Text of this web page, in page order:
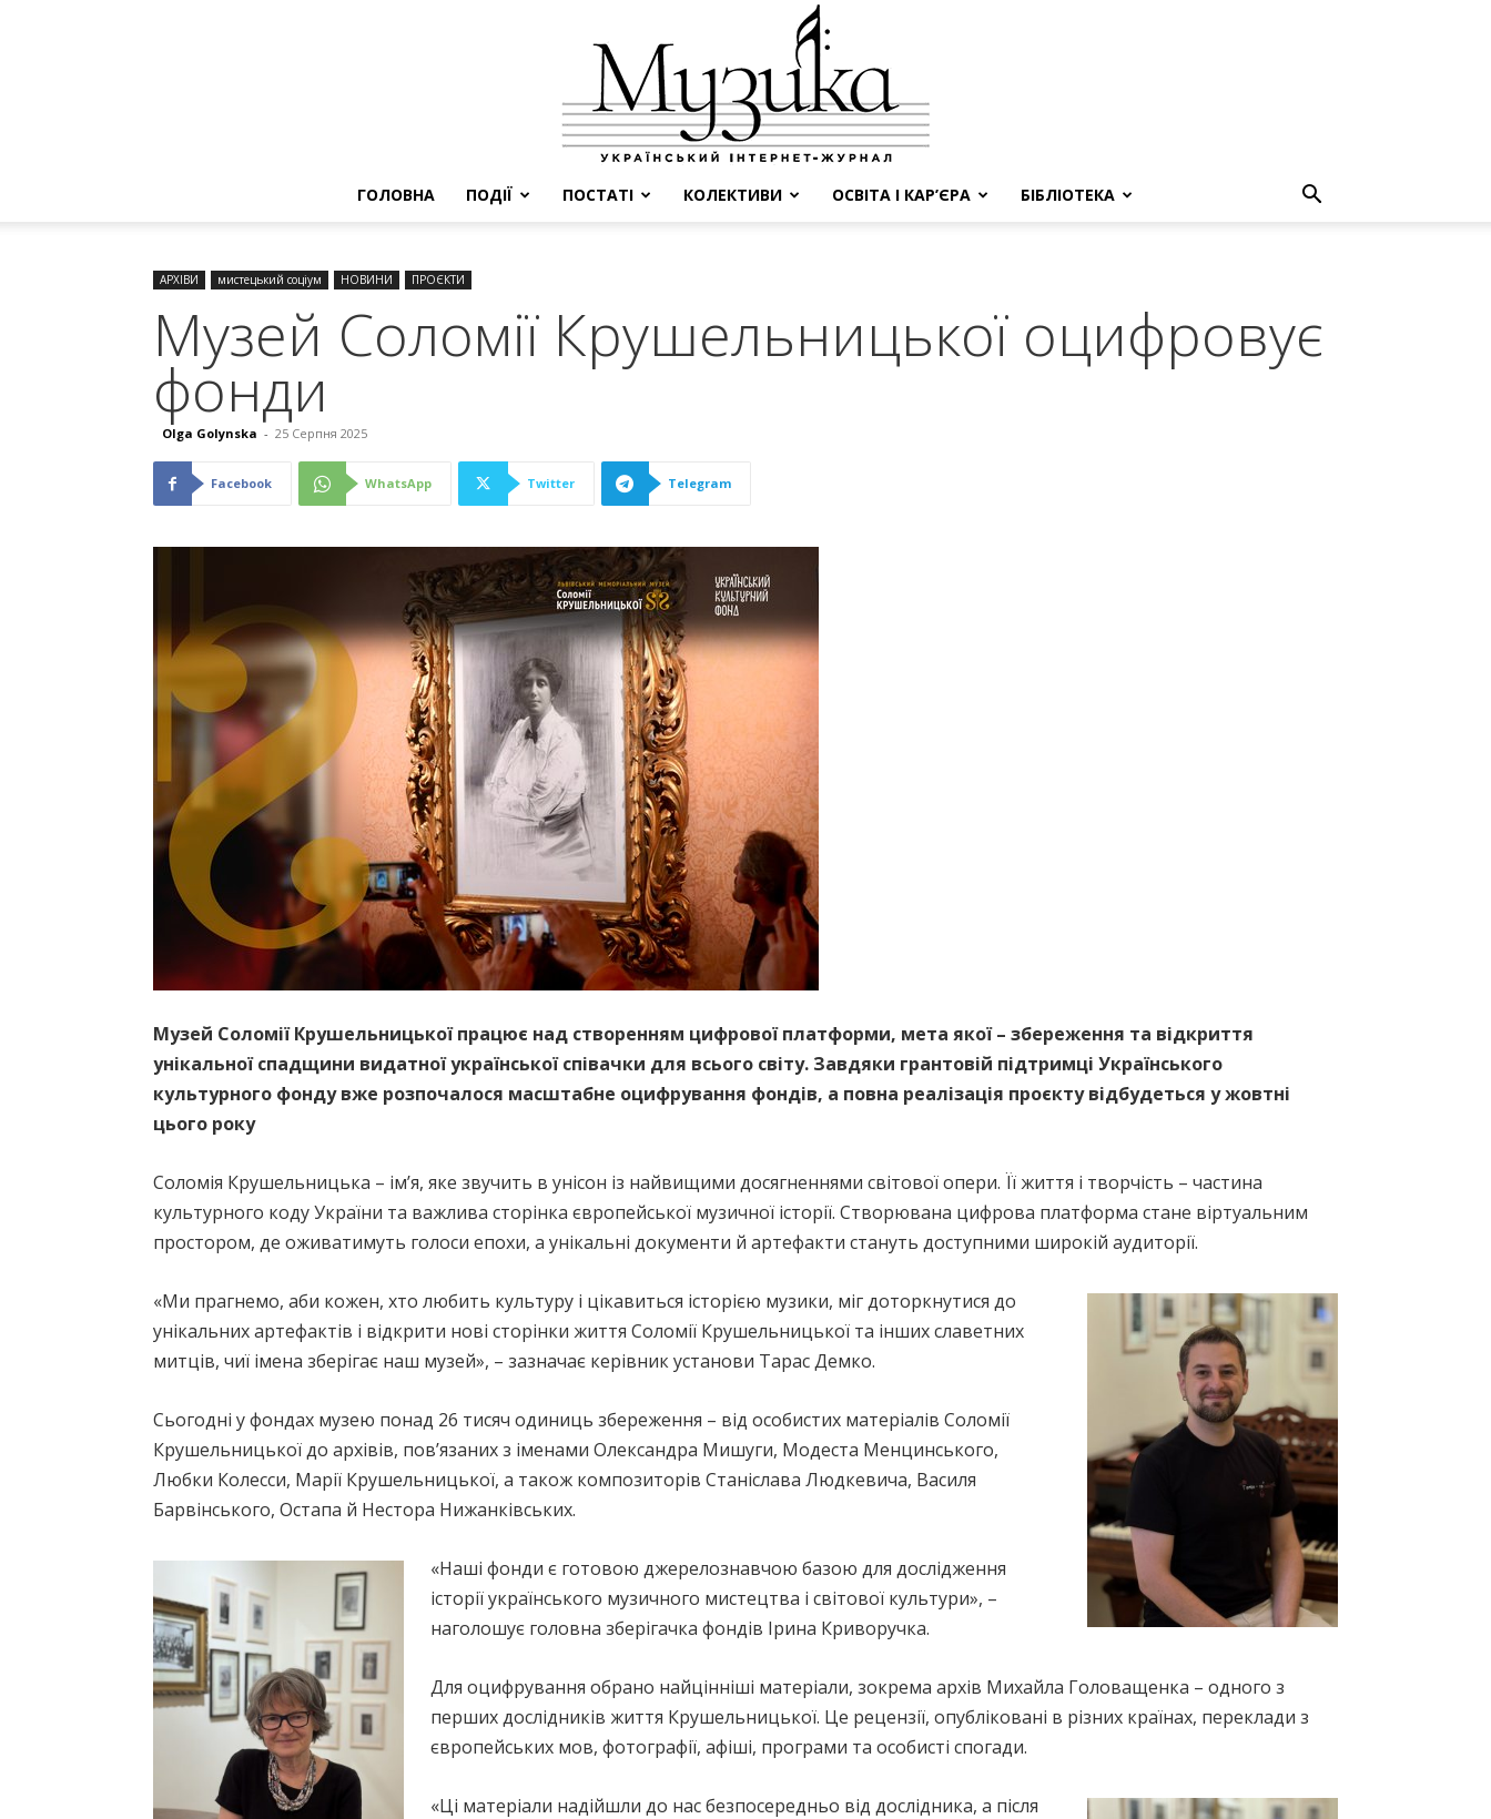
ГОЛОВНА ПОДІЇ ПОСТАТІ КОЛЕКТИВИ ОСВІТА І КАР’ЄРА БІБЛІОТЕКА
АРХІВИ мистецький соціум НОВИНИ ПРОЄКТИ
Музей Соломії Крушельницької оцифровує
фонди
Olga Golynska - 25 Серпня 2025
Facebook WhatsApp Twitter Telegram
Музей Соломії Крушельницької працює над створенням цифрової платформи, мета якої – збереження та відкриття
унікальної спадщини видатної української співачки для всього світу. Завдяки грантовій підтримці Українського
культурного фонду вже розпочалося масштабне оцифрування фондів, а повна реалізація проєкту відбудеться у жовтні
цього року
Соломія Крушельницька – ім’я, яке звучить в унісон із найвищими досягненнями світової опери. Її життя і творчість – частина
культурного коду України та важлива сторінка європейської музичної історії. Створювана цифрова платформа стане віртуальним
простором, де оживатимуть голоси епохи, а унікальні документи й артефакти стануть доступними широкій аудиторії.
«Ми прагнемо, аби кожен, хто любить культуру і цікавиться історією музики, міг доторкнутися до
унікальних артефактів і відкрити нові сторінки життя Соломії Крушельницької та інших славетних
митців, чиї імена зберігає наш музей», – зазначає керівник установи Тарас Демко.
Сьогодні у фондах музею понад 26 тисяч одиниць збереження – від особистих матеріалів Соломії
Крушельницької до архівів, пов’язаних з іменами Олександра Мишуги, Модеста Менцинського,
Любки Колесси, Марії Крушельницької, а також композиторів Станіслава Людкевича, Василя
Барвінського, Остапа й Нестора Нижанківських.
«Наші фонди є готовою джерелознавчою базою для дослідження
історії українського музичного мистецтва і світової культури», –
наголошує головна зберігачка фондів Ірина Криворучка.
Для оцифрування обрано найцінніші матеріали, зокрема архів Михайла Головащенка – одного з
перших дослідників життя Крушельницької. Це рецензії, опубліковані в різних країнах, переклади з
європейських мов, фотографії, афіші, програми та особисті спогади.
«Ці матеріали надійшли до нас безпосередньо від дослідника, а після